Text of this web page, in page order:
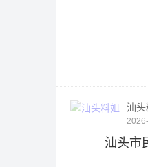
汕头
汕头市